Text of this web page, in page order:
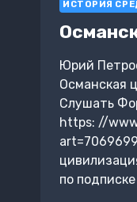
ИСТОРИЯ
Юрий
Османская
Слушать
https: //
по подписке